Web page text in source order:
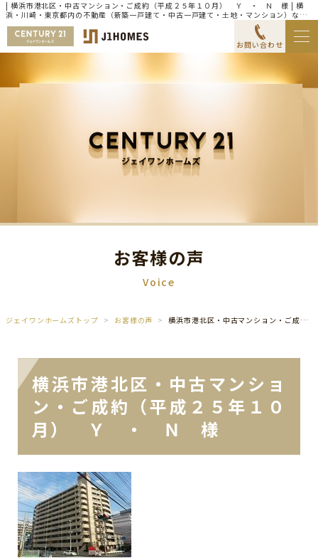
| 横浜市港北区・中古マンション・ご成約（平成２５年１０月） Ｙ ・ Ｎ 様 | 横
浜・川崎・東京都内の不動産（新築一戸建て・中古一戸建て・土地・マンション）なら
センチュリー21ジェイワンホームズ
お問い合わせ
お客様の声
Voice
ジェイワンホームズトップ お客様の声 横浜市港北区・中古マンション・ご成約（平成２５年１０月） Ｙ ・ Ｎ 様
横浜市港北区・中古マンショ
ン・ご成約（平成２５年１０
月） Ｙ ・ Ｎ 様